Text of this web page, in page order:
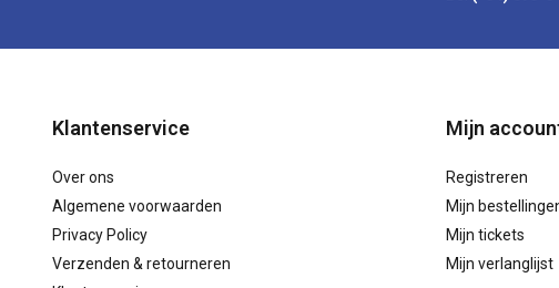
Klantenservice
Over ons
Algemene voorwaarden
Privacy Policy
Verzenden & retourneren
Mijn
Registreren
Mijn
Mijn tickets
Mijn verlanglijst